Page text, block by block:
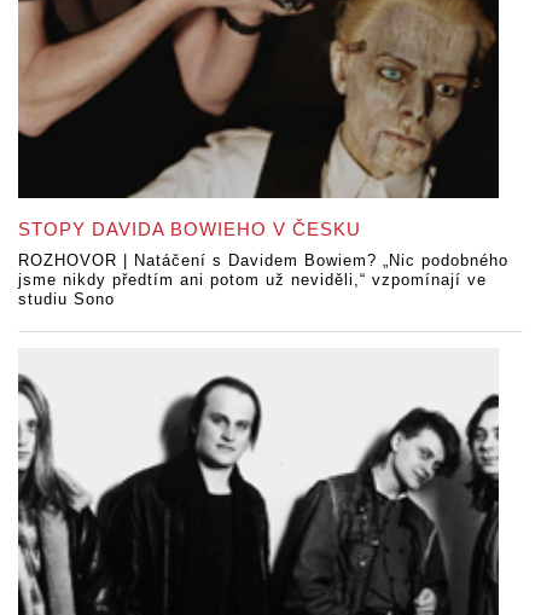
STOPY DAVIDA BOWIEHO V ČESKU
ROZHOVOR | Natáčení s Davidem Bowiem? „Nic podobného
jsme nikdy předtím ani potom už neviděli,“ vzpomínají ve
studiu Sono